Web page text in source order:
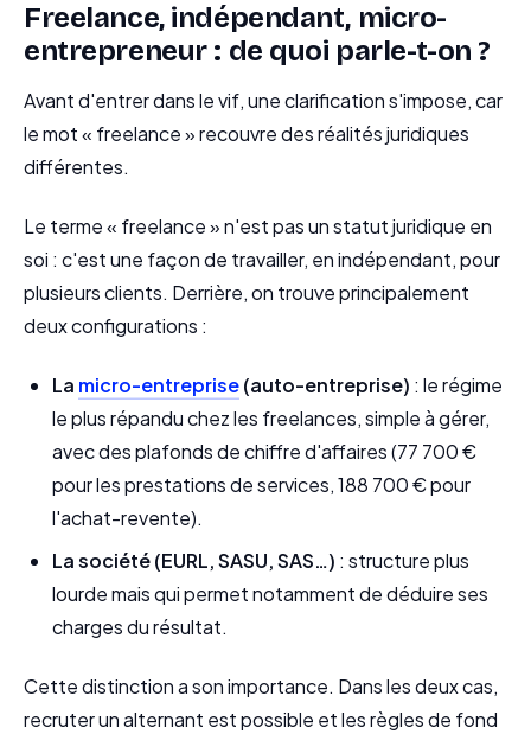
Freelance, indépendant, micro-
entrepreneur : de quoi parle-t-on ?
Avant d'entrer dans le vif, une clarification s'impose, car
le mot « freelance » recouvre des réalités juridiques
différentes.
Le terme « freelance » n'est pas un statut juridique en
soi : c'est une façon de travailler, en indépendant, pour
plusieurs clients. Derrière, on trouve principalement
deux configurations :
La micro-entreprise(auto-entreprise) : le régime
le plus répandu chez les freelances, simple à gérer,
avec des plafonds de chiffre d'affaires (77 700 €
pour les prestations de services, 188 700 € pour
l'achat-revente).
La société (EURL, SASU, SAS…) : structure plus
lourde mais qui permet notamment de déduire ses
charges du résultat.
Cette distinction a son importance. Dans les deux cas,
recruter un alternant est possible et les règles de fond